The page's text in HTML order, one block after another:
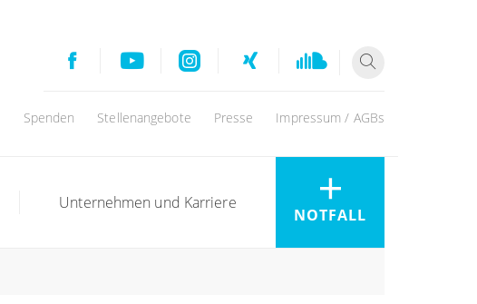
Spenden Stellenangebote Presse Impressum / AGBs
Unternehmen und Karriere
NOTFALL